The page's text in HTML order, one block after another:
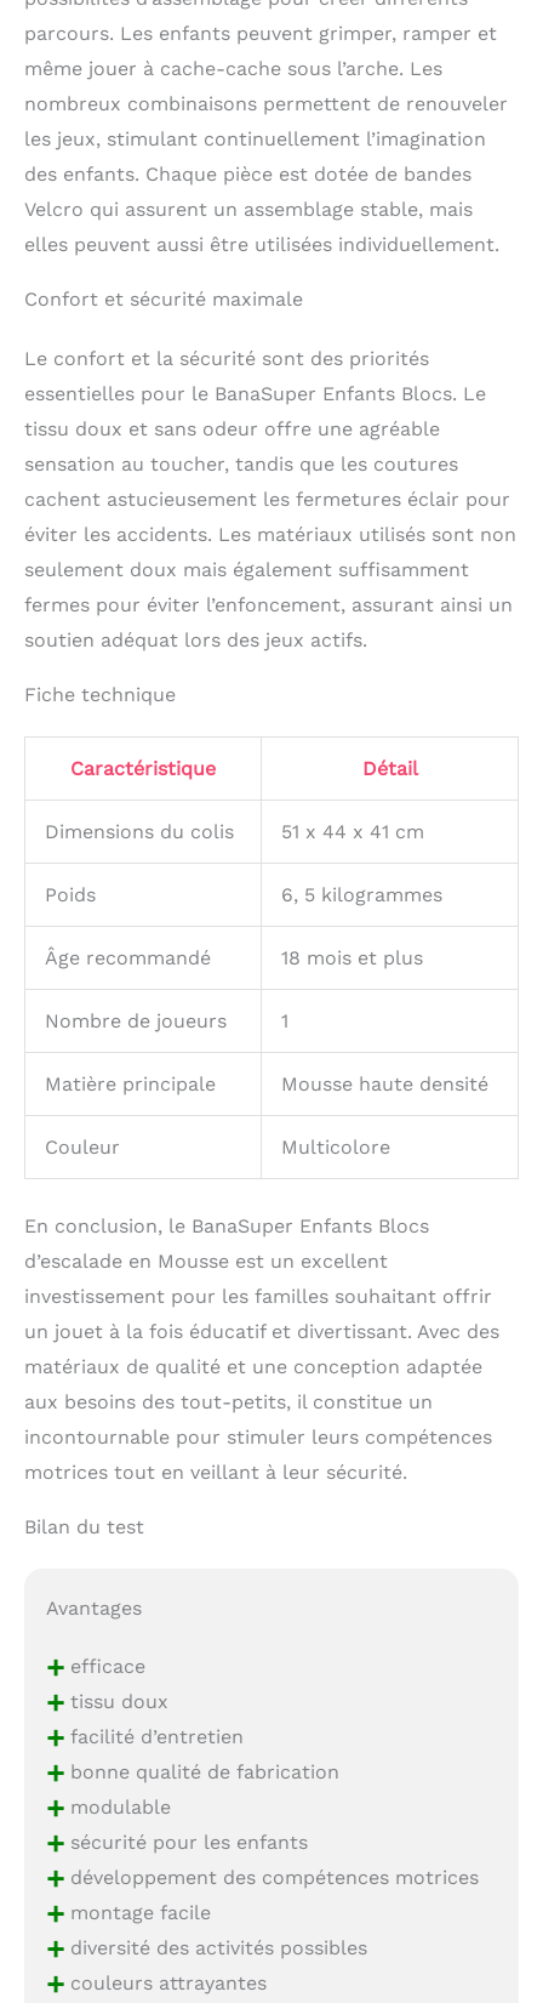
démontage et un lavage
pratiques.
Stockage
Pratique : L'ensemble
pour un transport
respectueux de
l'environnement ne
assemblage. Peut
retrouver sa forme
Peut être stocké
parcours. Les enfants peuvent grimper, ramper et
même jouer à cache-cache sous l’arche. Les
nombreux combinaisons permettent de renouveler
les jeux, stimulant continuellement l’imagination
des enfants. Chaque pièce est dotée de bandes
Velcro qui assurent un assemblage stable, mais
elles peuvent aussi être utilisées individuellement.
Confort et sécurité maximale
Le confort et la sécurité sont des priorités
essentielles pour le BanaSuper Enfants Blocs. Le
tissu doux et sans odeur offre une agréable
sensation au toucher, tandis que les coutures
cachent astucieusement les fermetures éclair pour
éviter les accidents. Les matériaux utilisés sont non
seulement doux mais également suffisamment
fermes pour éviter l’enfoncement, assurant ainsi un
soutien adéquat lors des jeux actifs.
Fiche technique
Caractéristique Détail
Dimensions du colis 51 x 44 x 41 cm
Poids 6, 5 kilogrammes
Âge recommandé 18 mois et plus
Nombre de joueurs 1
Matière principale Mousse haute densité
Couleur Multicolore
En conclusion, le BanaSuper Enfants Blocs
d’escalade en Mousse est un excellent
investissement pour les familles souhaitant offrir
un jouet à la fois éducatif et divertissant. Avec des
matériaux de qualité et une conception adaptée
aux besoins des tout-petits, il constitue un
incontournable pour stimuler leurs compétences
motrices tout en veillant à leur sécurité.
Bilan du test
Avantages
+efficace
+tissu doux
+facilité d’entretien
+bonne qualité de fabrication
+modulable
+sécurité pour les enfants
+développement des compétences motrices
+montage facile
+diversité des activités possibles
+couleurs attrayantes